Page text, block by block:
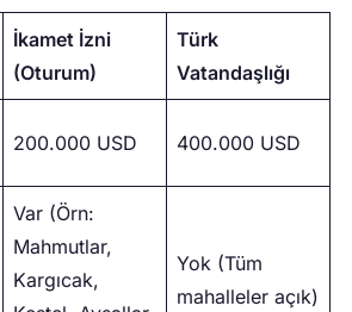
İkamet İzni
(Oturum)
Türk
Vatandaşlığı
200.000 USD 400.000 USD
Var (Örn:
Mahmutlar,
Kargıcak,
Yok (Tüm
mahalleler açık)